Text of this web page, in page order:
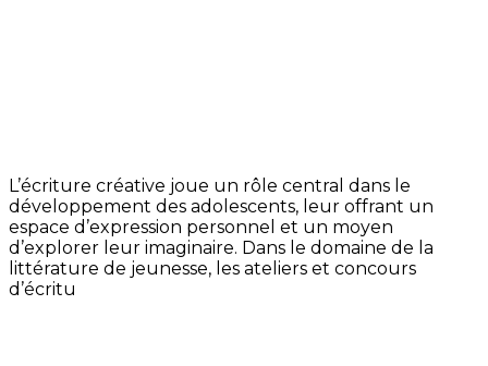
L’écriture créative joue un rôle central dans le
développement des adolescents, leur offrant un
espace d’expression personnel et un moyen
d’explorer leur imaginaire. Dans le domaine de la
littérature de jeunesse, les ateliers et concours
d’écritu